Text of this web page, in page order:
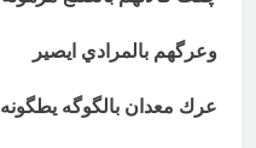
وعرگهم بالمرادي ايصير
عرك معدان بالگوگه يطگونه